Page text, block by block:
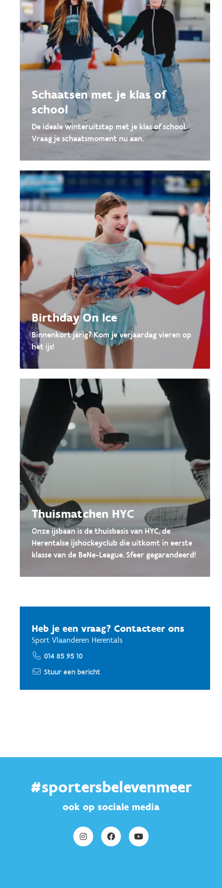
Schaatsen met je klas of
school
De ideale winteruitstap met je klas of school.
Vraag je schaatsmoment nu aan.
Birthday On Ice
Binnenkort jarig? Kom je verjaardag vieren op
het ijs!
Thuismatchen HYC
Onze ijsbaan is de thuisbasis van HYC, de
Herentalse ijshockeyclub die uitkomt in eerste
klasse van de BeNe-League. Sfeer gegarandeerd!
Heb je een vraag? Contacteer ons
Sport Vlaanderen Herentals
014 85 95 10
Stuur een bericht
#sportersbelevenmeer
ook op sociale media